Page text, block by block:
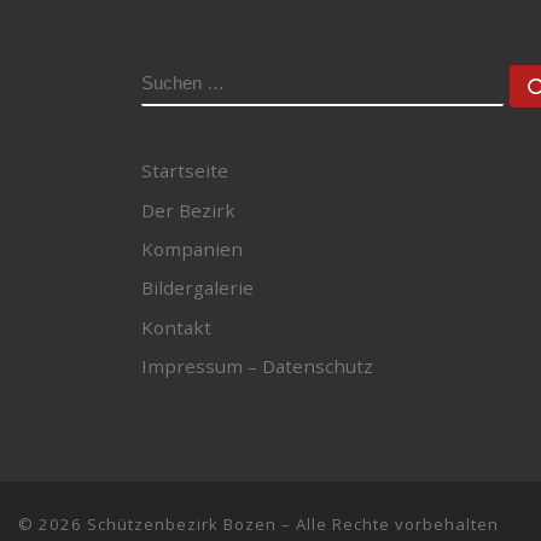
SUCHE
Startseite
Der Bezirk
Kompanien
Bildergalerie
Kontakt
Impressum – Datenschutz
© 2026 Schützenbezirk Bozen – Alle Rechte vorbehalten